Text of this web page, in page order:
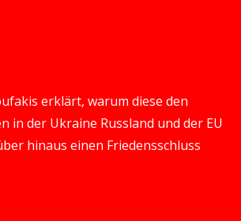
erklärt, warum diese den
in der Ukraine Russland und der EU
hinaus einen Friedensschluss